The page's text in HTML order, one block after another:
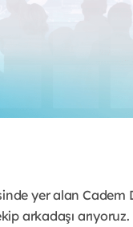
yer alan Cadem
arkadaşı arıyoruz.